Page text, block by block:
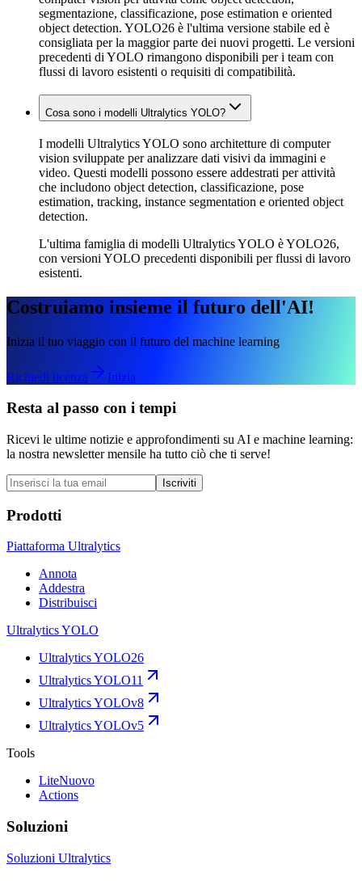
segmentazione, classificazione, pose estimation e oriented
object detection. YOLO26 è l'ultima versione stabile ed è
consigliata per la maggior parte dei nuovi progetti. Le versioni
precedenti di YOLO rimangono disponibili per i team con
flussi di lavoro esistenti o requisiti di compatibilità.
Cosa sono i modelli Ultralytics YOLO?
I modelli Ultralytics YOLO sono architetture di computer
vision sviluppate per analizzare dati visivi da immagini e
video. Questi modelli possono essere addestrati per attività
che includono object detection, classificazione, pose
estimation, tracking, instance segmentation e oriented object
detection.
L'ultima famiglia di modelli Ultralytics YOLO è YOLO26,
con versioni YOLO precedenti disponibili per flussi di lavoro
esistenti.
Costruiamo insieme il futuro dell'AI!
Inizia il tuo viaggio con il futuro del machine learning
Richiedi licenza Inizia
Resta al passo con i tempi
Ricevi le ultime notizie e approfondimenti su AI e machine learning:
la nostra newsletter mensile ha tutto ciò che ti serve!
Iscriviti
Prodotti
Piattaforma Ultralytics
Annota
Addestra
Distribuisci
Ultralytics YOLO
Ultralytics YOLO26
Ultralytics YOLO11
Ultralytics YOLOv8
Ultralytics YOLOv5
Tools
LiteNuovo
Actions
Soluzioni
Soluzioni Ultralytics